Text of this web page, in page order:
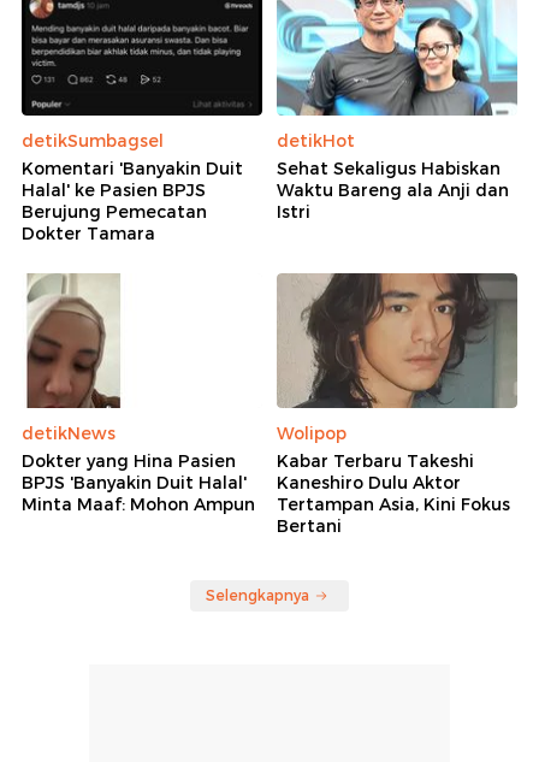
detikSumbagsel
Komentari 'Banyakin Duit
Halal' ke Pasien BPJS
Berujung Pemecatan
Dokter Tamara
detikHot
Sehat Sekaligus Habiskan
Waktu Bareng ala Anji dan
Istri
detikNews
Dokter yang Hina Pasien
BPJS 'Banyakin Duit Halal'
Minta Maaf: Mohon Ampun
Wolipop
Kabar Terbaru Takeshi
Kaneshiro Dulu Aktor
Tertampan Asia, Kini Fokus
Bertani
Selengkapnya